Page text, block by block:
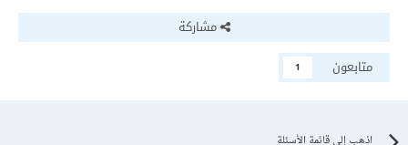
مشاركة
متابعون
1
اذهب إلى قائمة الأسئلة